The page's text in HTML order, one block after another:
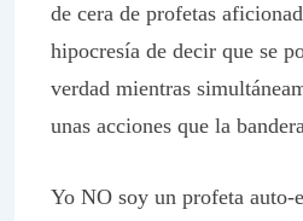
de cera de profetas
hipocresía de decir que se
verdad mientras
unas acciones que la
Yo NO soy un profeta auto-